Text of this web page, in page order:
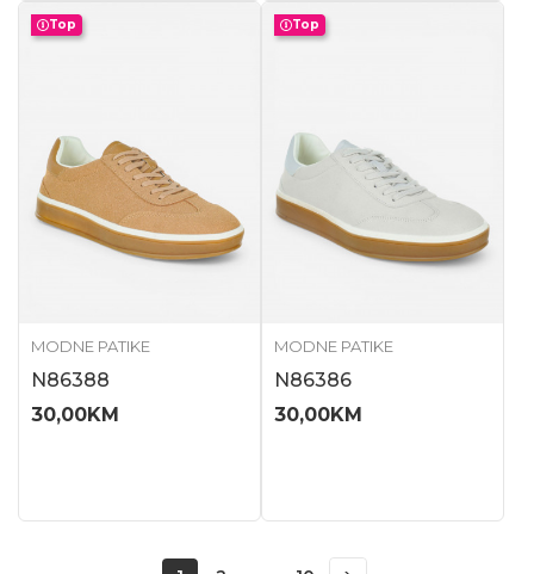
Top
MODNE PATIKE
N86388
30,00KM
Top
MODNE PATIKE
N86386
30,00KM